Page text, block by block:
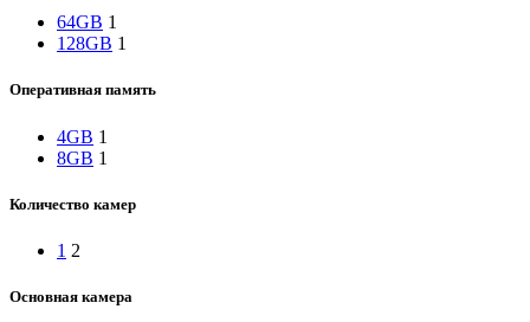
64GB 1
128GB 1
Оперативная память
4GB 1
8GB 1
Количество камер
1 2
Основная камера